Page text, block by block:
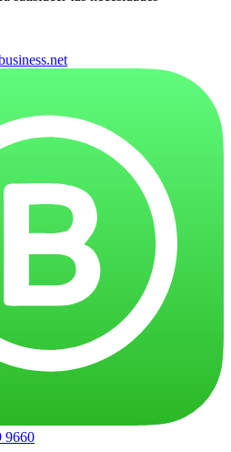
9660